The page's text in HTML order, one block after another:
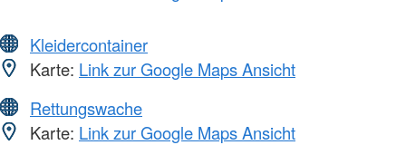
Kleidercontainer
Karte: Link zur Google Maps Ansicht
Rettungswache
Karte: Link zur Google Maps Ansicht